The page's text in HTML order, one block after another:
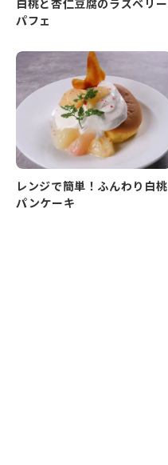
パフェ
レンジで簡単！ふんわり白桃
パンケーキ